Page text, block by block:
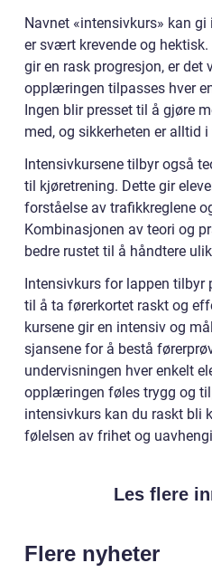
Navnet «intensivkurs» kan
er svært krevende og
gir en rask progresjon, er det
opplæringen tilpasses hver
Ingen blir presset til å gjøre
med, og sikkerheten er alltid
Intensivkursene tilbyr også
til kjøretrening. Dette gir
forståelse av trafikkreglene
Kombinasjonen av teori og
bedre rustet til å håndtere
Intensivkurs for lappen tilbyr
til å ta førerkortet raskt og
kursene gir en intensiv og
sjansene for å bestå
undervisningen hver enkelt
opplæringen føles trygg og
intensivkurs kan du raskt bli
følelsen av frihet og
Les flere
Flere nyheter